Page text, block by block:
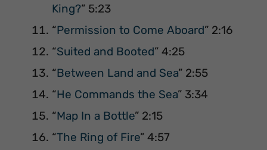
King?” 5:23
“Permission to Come Aboard” 2:16
“Suited and Booted” 4:25
“Between Land and Sea” 2:55
“He Commands the Sea” 3:34
“Map In a Bottle” 2:15
“The Ring of Fire” 4:57